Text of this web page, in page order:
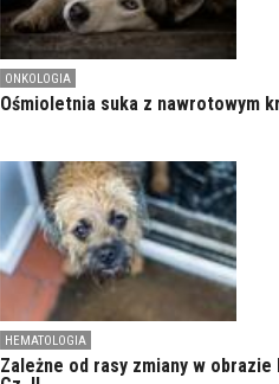
ONKOLOGIA
Ośmioletnia suka z nawrotowym
HEMATOLOGIA
Zależne od rasy zmiany w